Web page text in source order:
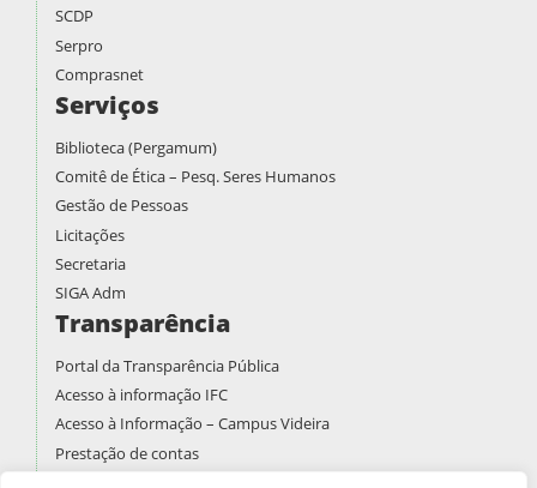
SCDP
Serpro
Comprasnet
Serviços
Biblioteca (Pergamum)
Comitê de Ética – Pesq. Seres Humanos
Gestão de Pessoas
Licitações
Secretaria
SIGA Adm
Transparência
Portal da Transparência Pública
Acesso à informação IFC
Acesso à Informação – Campus Videira
Prestação de contas